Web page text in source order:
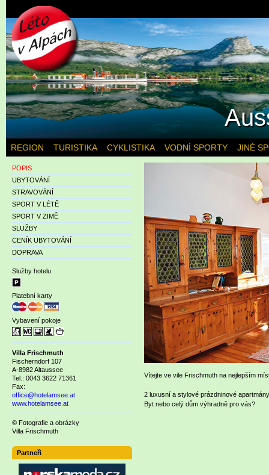
Vítejte ve vile Frischmuth na nejlepším
2 luxusní a stylové prázdninové
Byt nebo celý dům výhradně pro vás?
POPIS
UBYTOVÁNÍ
STRAVOVÁNÍ
SPORT V LÉTĚ
SPORT V ZIMĚ
SLUŽBY
CENÍK UBYTOVÁNÍ
DOPRAVA
Služby hotelu
Platební karty
Vybavení pokoje
Villa Frischmuth
Fischerndorf 107
A-8982 Altaussee
Tel.: 0043 3622 71361
Fax:
office@hotelamsee.at
www.hotelamsee.at
© Fotografie a obrázky
Villa Frischmuth
Partneři
REGION TURISTIKA CYKLISTIKA VODNÍ SPORTY JINÉ